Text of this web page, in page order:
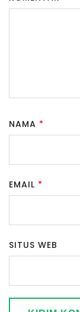
NAMA *
EMAIL *
SITUS WEB